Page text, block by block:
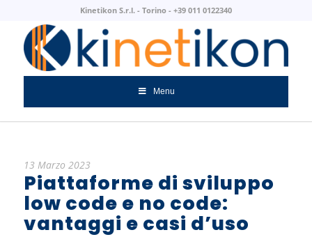
Kinetikon S.r.l. - Torino - +39 011 0122340
Menu
13 Marzo 2023
Piattaforme di sviluppo
low code e no code:
vantaggi e casi d’uso